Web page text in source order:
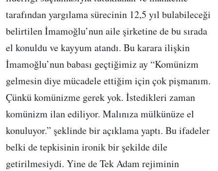
tarafından yargılama sürecinin 12,5 yıl bulabileceği
belirtilen İmamoğlu’nun aile şirketine de bu sırada
el konuldu ve kayyum atandı. Bu karara ilişkin
İmamoğlu’nun babası geçtiğimiz ay “Komünizm
gelmesin diye mücadele ettiğim için çok pişmanım.
Çünkü komünizme gerek yok. İstedikleri zaman
komünizm ilan ediliyor. Malınıza mülkünüze el
konuluyor.” şeklinde bir açıklama yaptı. Bu ifadeler
belki de tepkisinin ironik bir şekilde dile
getirilmesiydi. Yine de Tek Adam rejiminin